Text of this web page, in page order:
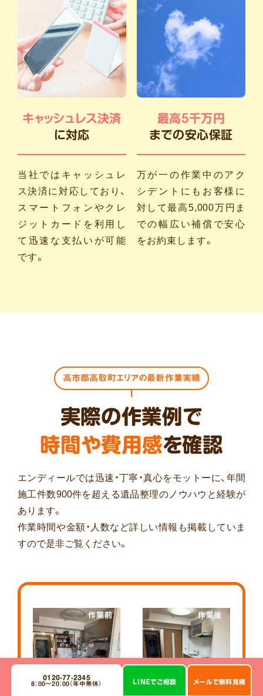
キャッシュレス決済
に対応
当社ではキャッシュレ
ス決済に対応しており、
スマートフォンやクレ
ジットカードを利用し
て迅速な支払いが可能
です。
最高5千万円
までの安心保証
万が一の作業中のアク
シデントにもお客様に
対して最高5,000万円ま
での幅広い補償で安心
をお約束します。
高市郡高取町エリアの最新作業実績
実際の作業例で
時間や費用感を確認
エンディールでは迅速・丁寧・真心をモットーに、年間
施工件数900件を超える遺品整理のノウハウと経験が
あります。
作業時間や金額・人数など詳しい情報も掲載していま
すので是非ご覧ください。
作業前 作業後
0120-77-2345
8：00～20：00（年中無休）
LINEで ご相談 メールで無料見積